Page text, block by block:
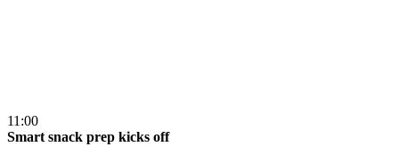
11:00
Smart snack prep kicks off